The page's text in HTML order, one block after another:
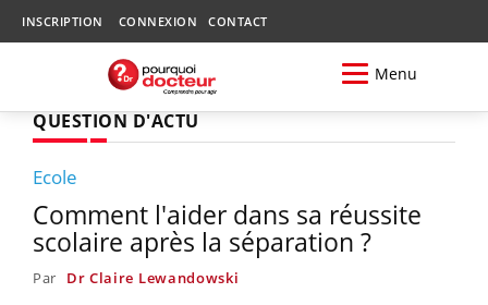
INSCRIPTION CONNEXION CONTACT
Menu
QUESTION D'ACTU
Ecole
Comment l'aider dans sa réussite
scolaire après la séparation ?
Par Dr Claire Lewandowski